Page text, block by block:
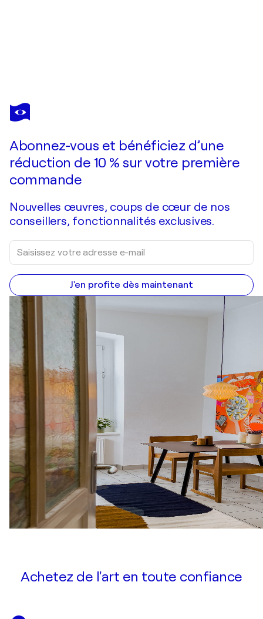
JUAN MANUEL ALVAREZ CEBRIÁN
San Angelo I
Abonnez-vous et bénéficiez d’une
réduction de 10 % sur votre première
commande
Nouvelles œuvres, coups de cœur de nos
conseillers, fonctionnalités exclusives.
J'en profite dès maintenant
Achetez de l'art en toute confiance